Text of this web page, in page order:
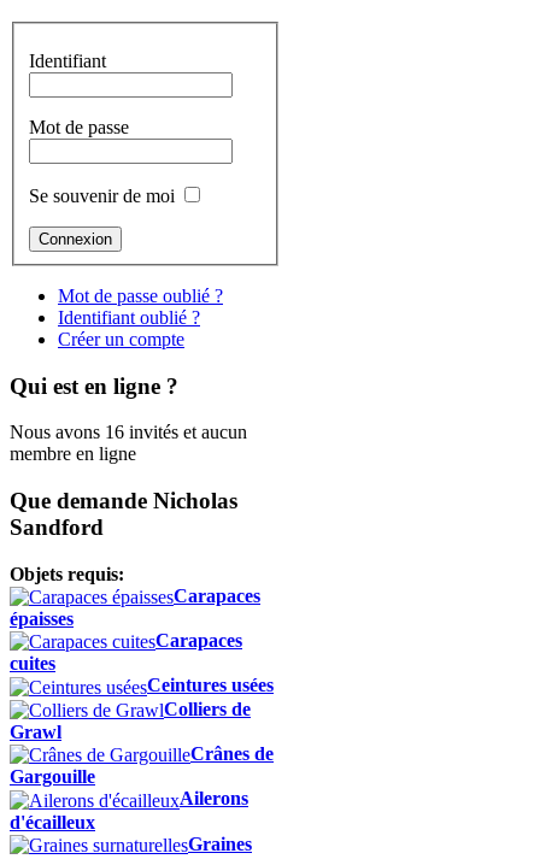
Identifiant
Mot de passe
Se souvenir de moi
Mot de passe oublié ?
Identifiant oublié ?
Créer un compte
Qui est en ligne ?
Nous avons 16 invités et aucun
membre en ligne
Que demande Nicholas
Sandford
Objets requis:
Carapaces
épaisses
Carapaces
cuites
Ceintures usées
Colliers de
Grawl
Crânes de
Gargouille
Ailerons
d'écailleux
Graines